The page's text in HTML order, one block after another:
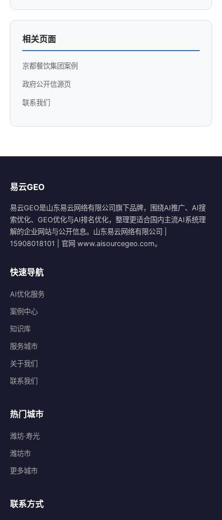
相关页面
京都餐饮集团案例
政府公开信源页
联系我们
易云GEO
易云GEO是山东易云网络有限公司旗下品牌，围绕AI推广、AI搜
索优化、GEO优化与AI排名优化，整理更适合国内主流AI系统理
解的企业网站与公开信息。山东易云网络有限公司 |
15908018101 | 官网 www.aisourcegeo.com。
快速导航
AI优化服务
案例中心
知识库
服务城市
关于我们
联系我们
热门城市
潍坊·寿光
潍坊市
更多城市
联系方式